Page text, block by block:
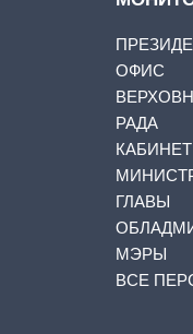
ОФИС
РАДА
КАБИНЕТ
ГЛАВЫ
МЭРЫ
ВСЕ